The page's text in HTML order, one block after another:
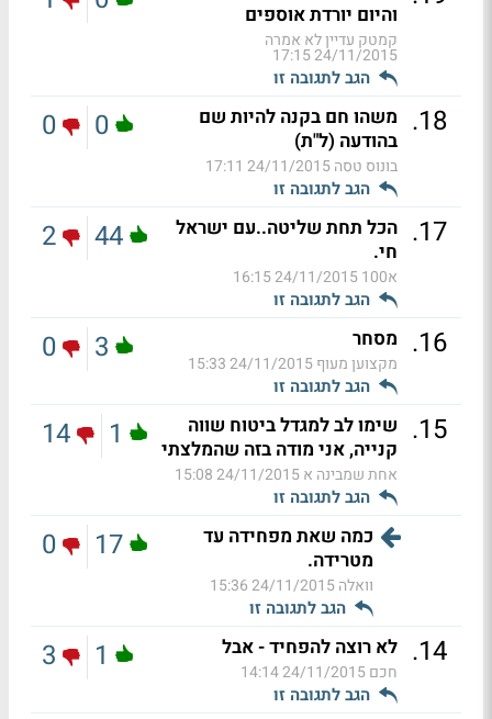
והיום יורדת אוספים
קמטק עדיין לא אמרה
24/11/2015 17:15
הגב לתגובה זו
18
. משהו חם בקנה להיות שם
בהודעה (ל"ת)
בונוס טסה24/11/2015 17:11
הגב לתגובה זו
0
0
17
. הכל תחת שליטה..עם ישראל
חי.
א100 24/11/2015 16:15
הגב לתגובה זו
44
2
16
. מסחר
מקצוען מעוף24/11/2015 15:33
הגב לתגובה זו
3
0
15
. שימו לב למגדל ביטוח שווה
קנייה, אני מודה בזה שהמלצתי
אחת שמבינה א24/11/2015 15:08
הגב לתגובה זו
1
14
כמה שאת מפחידה עד
מטרידה.
וואלה24/11/2015 15:36
הגב לתגובה זו
17
0
14
. לא רוצה להפחיד - אבל
חכם24/11/2015 14:14
הגב לתגובה זו
1
3